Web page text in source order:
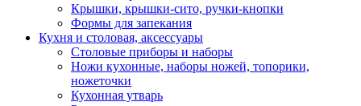
Крышки, крышки-сито, ручки-кнопки
Формы для запекания
Кухня и столовая, аксессуары
Столовые приборы и наборы
Ножи кухонные, наборы ножей, топорики,
ножеточки
Кухонная утварь